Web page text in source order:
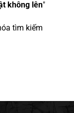
không lên"
tìm kiếm